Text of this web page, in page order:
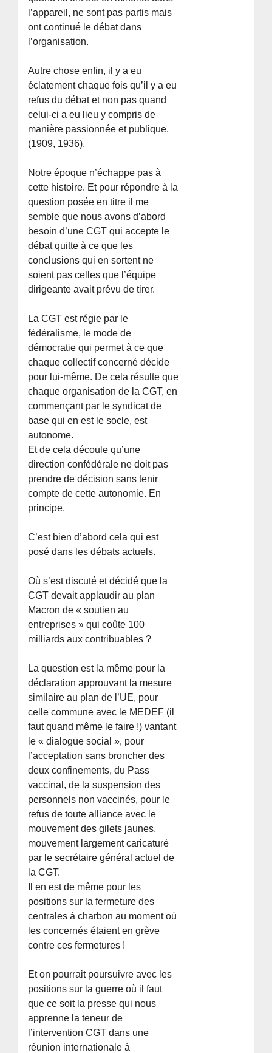
l’appareil, ne sont pas partis mais
ont continué le débat dans
l’organisation.
Autre chose enfin, il y a eu
éclatement chaque fois qu’il y a eu
refus du débat et non pas quand
celui-ci a eu lieu y compris de
manière passionnée et publique.
(1909, 1936).
Notre époque n’échappe pas à
cette histoire. Et pour répondre à la
question posée en titre il me
semble que nous avons d’abord
besoin d’une CGT qui accepte le
débat quitte à ce que les
conclusions qui en sortent ne
soient pas celles que l’équipe
dirigeante avait prévu de tirer.
La CGT est régie par le
fédéralisme, le mode de
démocratie qui permet à ce que
chaque collectif concerné décide
pour lui-même. De cela résulte que
chaque organisation de la CGT, en
commençant par le syndicat de
base qui en est le socle, est
autonome.
Et de cela découle qu’une
direction confédérale ne doit pas
prendre de décision sans tenir
compte de cette autonomie. En
principe.
C’est bien d’abord cela qui est
posé dans les débats actuels.
Où s’est discuté et décidé que la
CGT devait applaudir au plan
Macron de « soutien au
entreprises » qui coûte 100
milliards aux contribuables ?
La question est la même pour la
déclaration approuvant la mesure
similaire au plan de l’UE, pour
celle commune avec le MEDEF (il
faut quand même le faire !) vantant
le « dialogue social », pour
l’acceptation sans broncher des
deux confinements, du Pass
vaccinal, de la suspension des
personnels non vaccinés, pour le
refus de toute alliance avec le
mouvement des gilets jaunes,
mouvement largement caricaturé
par le secrétaire général actuel de
la CGT.
Il en est de même pour les
positions sur la fermeture des
centrales à charbon au moment où
les concernés étaient en grève
contre ces fermetures !
Et on pourrait poursuivre avec les
positions sur la guerre où il faut
que ce soit la presse qui nous
apprenne la teneur de
l’intervention CGT dans une
réunion internationale à